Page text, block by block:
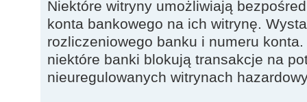
Niektóre witryny umożliwiają
konta bankowego na ich witrynę.
rozliczeniowego banku i numeru
niektóre banki blokują transakcje na
nieuregulowanych witrynach